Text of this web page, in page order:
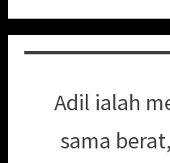
Adil ialah
sama